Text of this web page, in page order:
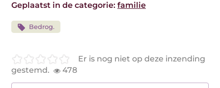
Geplaatst in de categorie: familie
Bedrog.
Er is nog niet op deze inzending
gestemd.
478